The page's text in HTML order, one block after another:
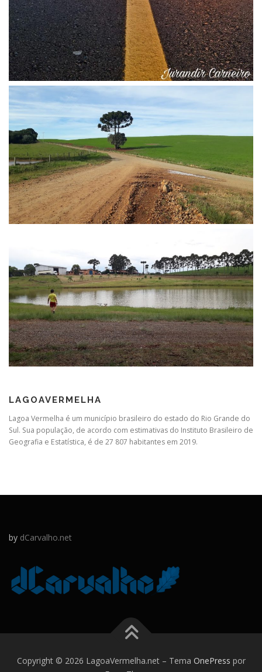
LAGOAVERMELHA
Lagoa Vermelha é um município brasileiro do estado do Rio Grande do
Sul. Sua população, de acordo com estimativas do Instituto Brasileiro de
Geografia e Estatística, é de 27 807 habitantes em 2019.
by dCarvalho.net
Copyright © 2026 LagoaVermelha.net – Tema OnePress por